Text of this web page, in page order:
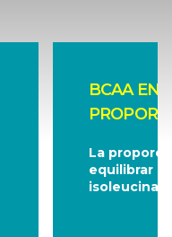
BCAA EN
La
equilibrar
isoleucina